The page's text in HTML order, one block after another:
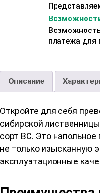
Возможность
платежа для
Описание
Откройте для себя
сибирской
сорт ВС. Это напольное
не только изысканную
эксплуатационные